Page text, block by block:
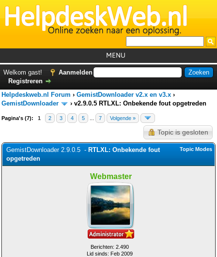
MENU
Foutcodes
Helpdesks
Forum
Welkom gast!
Aanmelden
Registreren
Helpdeskweb.nl Forum › GemistDownloader v2.x en v3.x ›
GemistDownloader
› v2.9.0.5 RTLXL: Onbekende fout opgetreden
Pagina's (7): 1 2 3 4 5 7 Volgende »
Topic is gesloten
Topic Modes
GemistDownloader 2.9.0.5 - RTLXL: Onbekende fout
opgetreden
Webmaster
Berichten: 2.490
Lid sinds: Feb 2009